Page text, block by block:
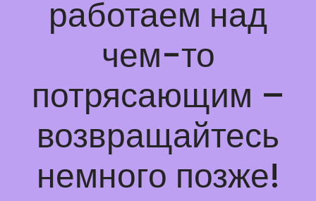
работаем над
чем-то
потрясающим –
возвращайтесь
немного позже!